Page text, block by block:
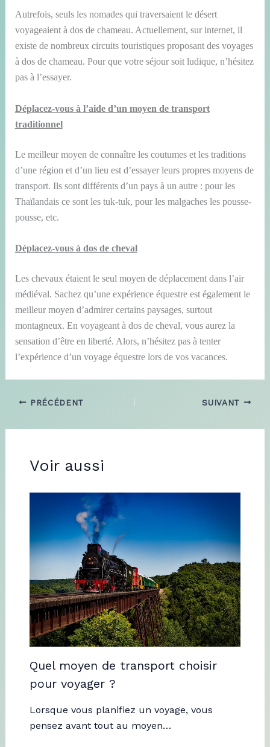
Autrefois, seuls les nomades qui traversaient le désert
voyageaient à dos de chameau. Actuellement, sur internet, il
existe de nombreux circuits touristiques proposant des voyages
à dos de chameau. Pour que votre séjour soit ludique, n’hésitez
pas à l’essayer.
Déplacez-vous à l’aide d’un moyen de transport
traditionnel
Le meilleur moyen de connaître les coutumes et les traditions
d’une région et d’un lieu est d’essayer leurs propres moyens de
transport. Ils sont différents d’un pays à un autre : pour les
Thaïlandais ce sont les tuk-tuk, pour les malgaches les pousse-
pousse, etc.
Déplacez-vous à dos de cheval
Les chevaux étaient le seul moyen de déplacement dans l’air
médiéval. Sachez qu’une expérience équestre est également le
meilleur moyen d’admirer certains paysages, surtout
montagneux. En voyageant à dos de cheval, vous aurez la
sensation d’être en liberté. Alors, n’hésitez pas à tenter
l’expérience d’un voyage équestre lors de vos vacances.
PRÉCÉDENT SUIVANT
Voir aussi
Quel moyen de transport choisir
pour voyager ?
Lorsque vous planifiez un voyage, vous
pensez avant tout au moyen…